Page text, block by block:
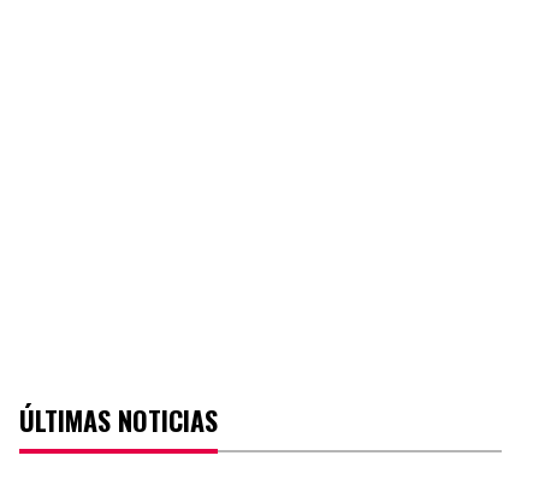
ÚLTIMAS NOTICIAS